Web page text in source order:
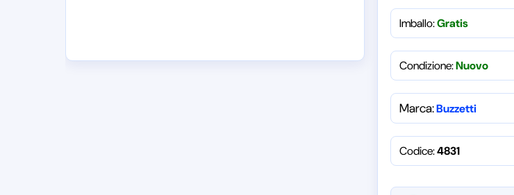
Imballo:Gratis
Condizione:Nuovo
Marca:Buzzetti
Codice:4831